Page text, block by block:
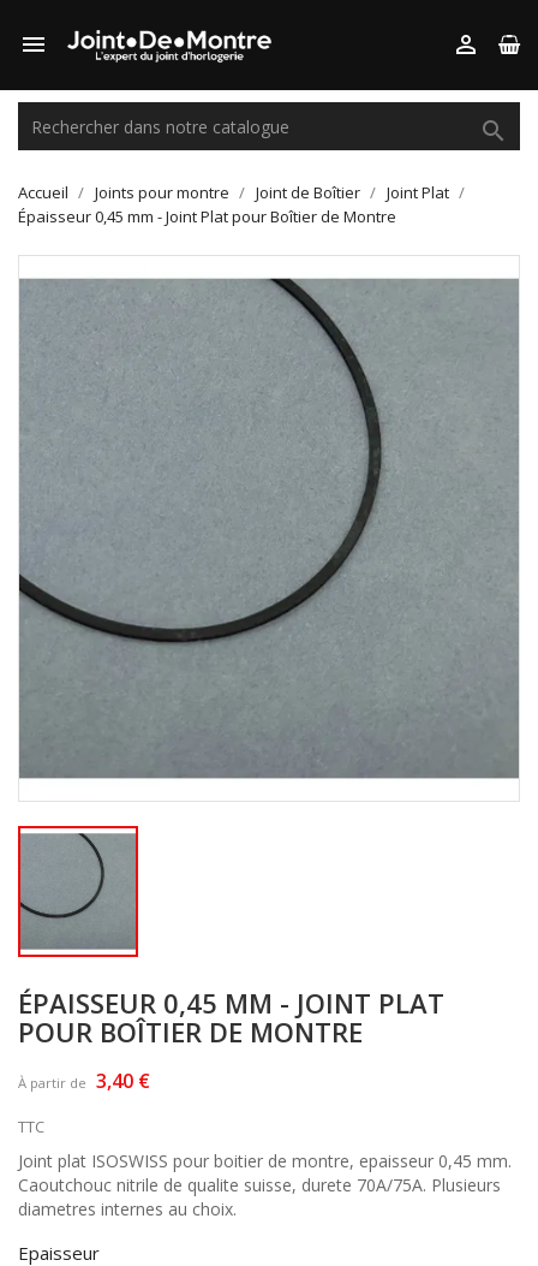
 

Accueil Joints pour montre Joint de Boîtier
Joint Plat
Épaisseur 0,45 mm - Joint Plat pour Boîtier de Montre
ÉPAISSEUR 0,45 MM - JOINT PLAT
POUR BOÎTIER DE MONTRE
À partir de 3,40 €
TTC
Joint plat ISOSWISS pour boitier de montre, epaisseur 0,45 mm.
Caoutchouc nitrile de qualite suisse, durete 70A/75A. Plusieurs
diametres internes au choix.
Epaisseur